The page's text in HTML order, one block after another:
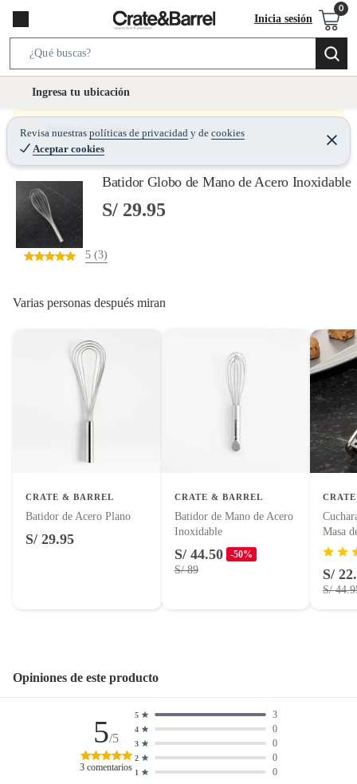
Inicia sesión
e
r
c
B
t
o
Ingresa tu ubicación
Revisa nuestras políticas de privacidad y de cookies
Aceptar cookies
C
r
a
Producto sin stock :(
Batidor Globo de Mano de Acero Inoxidable
S/ 29.95
5 (3)
Varias personas después miran
CRATE & BARREL
Batidor de Acero Plano
S/ 29.95
CRATE & BARREL
Batidor de Mano de Acero
Inoxidable
S/ 44.50 -50%
S/ 89
Masa
S/
S/
Opiniones de este producto
5/5
3 comentarios 1 0
2 0
3 0
4 0
5 3